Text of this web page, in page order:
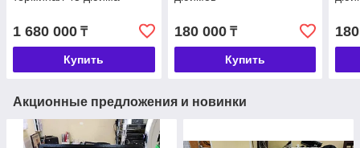
1 680 000 ₸
Купить
180 000₸
Купить
Акционные предложения и новинки